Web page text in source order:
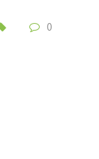
0